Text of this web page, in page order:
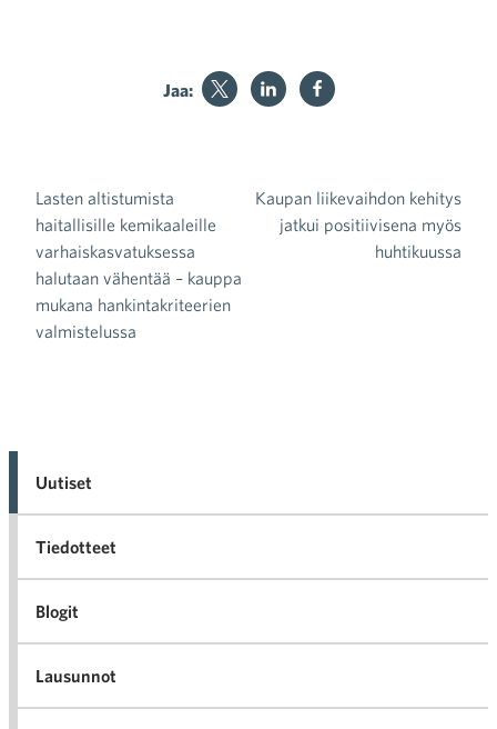
Jaa:
Artikkelien selaus
Lasten altistumista
haitallisille kemikaaleille
varhaiskasvatuksessa
halutaan vähentää – kauppa
mukana hankintakriteerien
valmistelussa
Kaupan liikevaihdon kehitys
jatkui positiivisena myös
huhtikuussa
Uutiset
Tiedotteet
Blogit
Lausunnot